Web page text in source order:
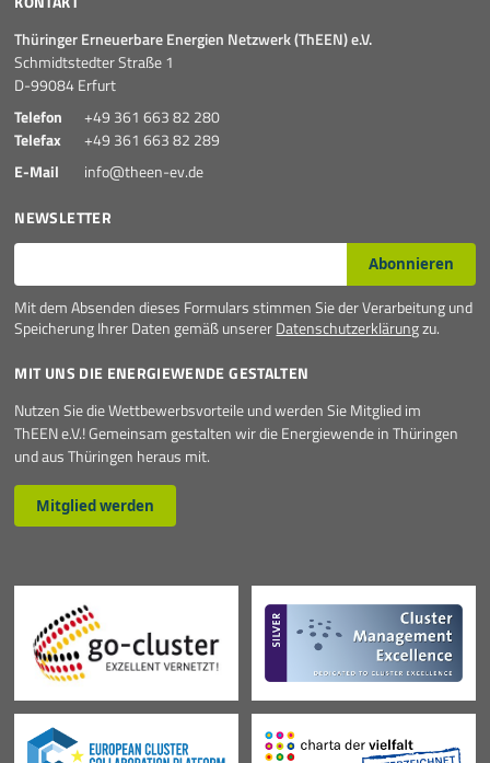
Thüringer Erneuerbare Energien Netzwerk (ThEEN) e.V.
Schmidtstedter Straße 1
D-99084 Erfurt
Telefon
+49 361 663 82 280
Telefax
+49 361 663 82 289
E-Mail
info@theen-ev.de
NEWSLETTER
E-Mail* Abonnieren
Mit dem Absenden dieses Formulars stimmen Sie der Verarbeitung und
Speicherung Ihrer Daten gemäß unsererDatenschutzerklärungzu.
MIT UNS DIE ENERGIEWENDE GESTALTEN
Nutzen Sie die Wettbewerbsvorteile und werden Sie Mitglied im
ThEEN e.V.! Gemeinsam gestalten wir die Energiewende in Thüringen
und aus Thüringen heraus mit.
Mitglied werden